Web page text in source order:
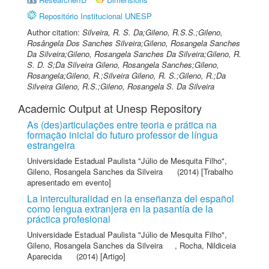
Repositório Institucional UNESP
Author citation: Silveira, R. S. Da;Gileno, R.S.S.;Gileno,
Rosângela Dos Sanches Silveira;Gileno, Rosangela Sanches
Da Silveira;Gileno, Rosangela Sanches Da Silveira;Gileno, R.
S. D. S;Da Silveira Gileno, Rosangela Sanches;Gileno,
Rosangela;Gileno, R.;Silveira Gileno, R. S.;Gileno, R.;Da
Silveira Gileno, R.S.;Gileno, Rosangela S. Da Silveira
Academic Output at Unesp Repository
As (des)articulações entre teoria e prática na
formação inicial do futuro professor de língua
estrangeira
Universidade Estadual Paulista "Júlio de Mesquita Filho",
Gileno, Rosangela Sanches da Silveira
(2014) [Trabalho
apresentado em evento]
La interculturalidad en la enseñanza del español
como lengua extranjera en la pasantía de la
práctica profesional
Universidade Estadual Paulista "Júlio de Mesquita Filho",
Gileno, Rosangela Sanches da Silveira
, Rocha, Nildiceia
Aparecida
(2014) [Artigo]